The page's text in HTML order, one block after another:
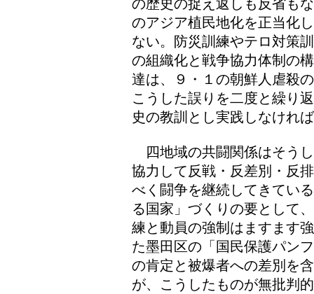
の歴史の捉え返しも反省も
のアジア植民地化を正当化
ない。防災訓練やテロ対策
の組織化と戦争協力体制の
達は、９・１の朝鮮人虐殺
こうした誤りを二度と繰り
史の教訓とし実践しなけれ
四地域の共闘関係はそう
協力して反戦・反差別・反
べく闘争を継続してきてい
る国家」づくりの要として
練と動員の強制はますます
た墨田区の「国民保護パン
の肯定と被爆者への差別を
が、こうしたものが無批判